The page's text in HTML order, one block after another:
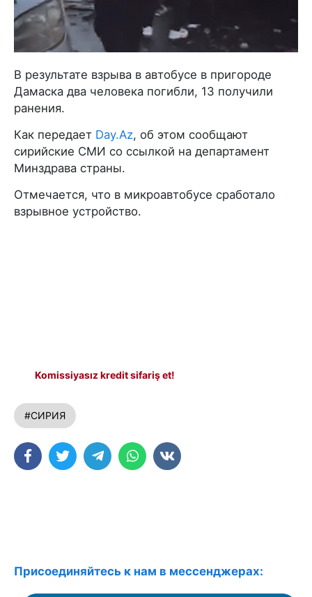
В результате взрыва в автобусе в пригороде
Дамаска два человека погибли, 13 получили
ранения.
Как передает Day.Az, об этом сообщают
сирийские СМИ со ссылкой на департамент
Минздрава страны.
Отмечается, что в микроавтобусе сработало
взрывное устройство.
Komissiyasız kredit sifariş et!
#СИРИЯ
Присоединяйтесь к нам в мессенджерах: